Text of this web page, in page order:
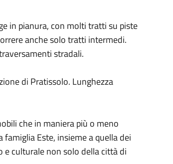
in pianura, con molti tratti su piste
anche solo tratti intermedi.
stradali.
di Pratissolo. Lunghezza
che in maniera più o meno
Este, insieme a quella dei
culturale non solo della città di